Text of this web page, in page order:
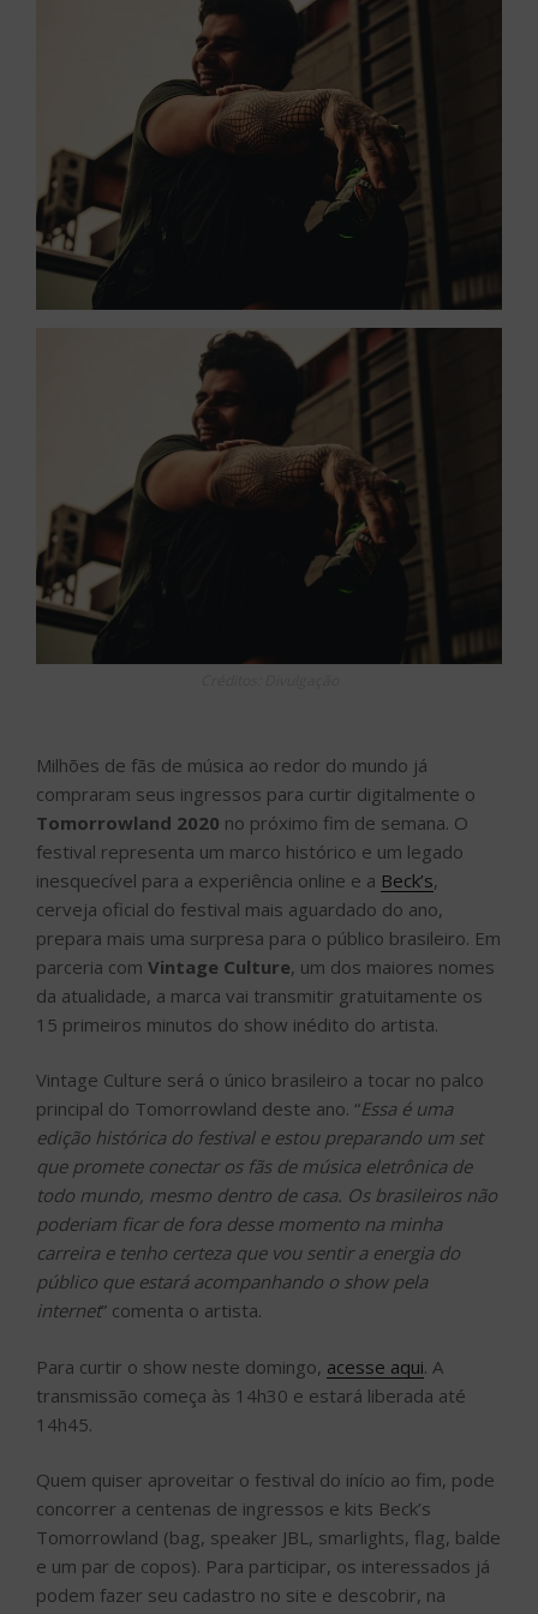
Milhões de fãs de música ao redor do mundo já
compraram seus ingressos para curtir digitalmente o
Tomorrowland 2020 no próximo fim de semana. O
festival representa um marco histórico e um legado
inesquecível para a experiência online e a Beck’s,
cerveja oficial do festival mais aguardado do ano,
prepara mais uma surpresa para o público brasileiro. Em
parceria com Vintage Culture, um dos maiores nomes
da atualidade, a marca vai transmitir gratuitamente os
15 primeiros minutos do show inédito do artista.
Vintage Culture será o único brasileiro a tocar no palco
principal do Tomorrowland deste ano. “Essa é uma
edição histórica do festival e estou preparando um set
que promete conectar os fãs de música eletrônica de
todo mundo, mesmo dentro de casa. Os brasileiros não
poderiam ficar de fora desse momento na minha
carreira e tenho certeza que vou sentir a energia do
público que estará acompanhando o show pela
internet” comenta o artista.
Para curtir o show neste domingo, acesse aqui. A
transmissão começa às 14h30 e estará liberada até
14h45.
Quem quiser aproveitar o festival do início ao fim, pode
concorrer a centenas de ingressos e kits Beck’s
Tomorrowland (bag, speaker JBL, smarlights, flag, balde
e um par de copos). Para participar, os interessados já
podem fazer seu cadastro no site e descobrir, na